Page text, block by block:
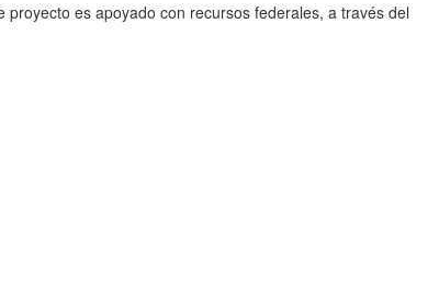
es apoyado con recursos federales, a través del